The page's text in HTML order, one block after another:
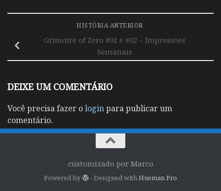
HISTÓRIA ANTERIOR
Grimoire of Zero #01 e #02 – Impressões
Semanais
DEIXE UM COMENTÁRIO
Você precisa fazer ologinpara publicar um
comentário.
customizado por Marco
Powered by - Designed with Hueman Pro